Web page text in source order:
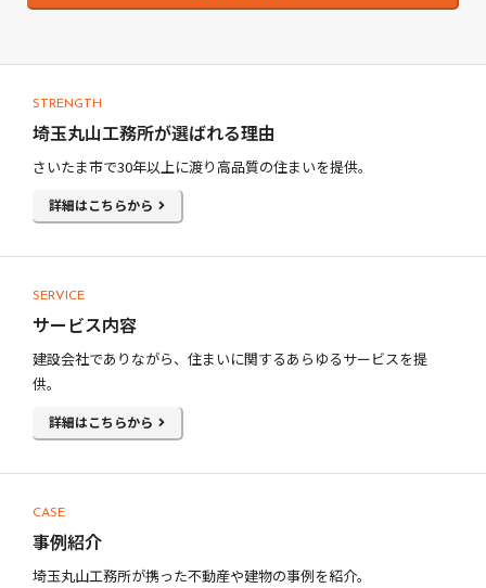
STRENGTH
埼玉丸山工務所が選ばれる理由
さいたま市で30年以上に渡り高品質の住まいを提供。
詳細はこちらから
SERVICE
サービス内容
建設会社でありながら、住まいに関するあらゆるサービスを提
供。
詳細はこちらから
CASE
事例紹介
埼玉丸山工務所が携った不動産や建物の事例を紹介。